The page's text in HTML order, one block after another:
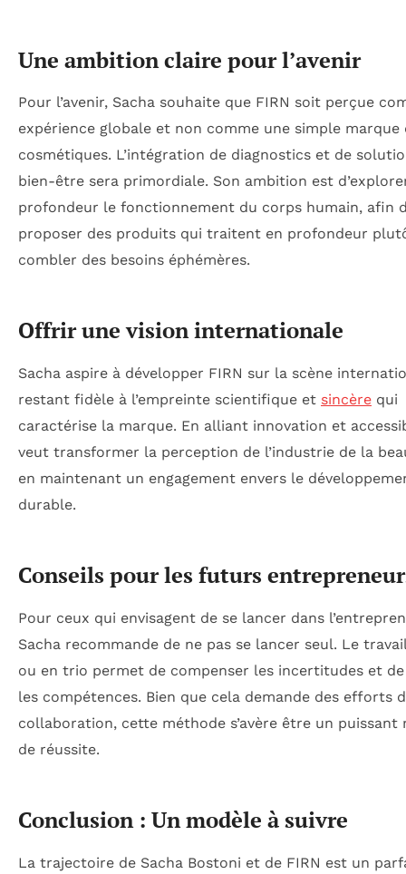
Une ambition claire pour l’avenir
Pour l’avenir, Sacha souhaite que FIRN soit perçue
expérience globale et non comme une simple marque
cosmétiques. L’intégration de diagnostics et de
bien-être sera primordiale. Son ambition est
profondeur le fonctionnement du corps humain, afin
proposer des produits qui traitent en profondeur
combler des besoins éphémères.
Offrir une vision internationale
Sacha aspire à développer FIRN sur la scène
restant fidèle à l’empreinte scientifique et sincère qui
caractérise la marque. En alliant innovation et
veut transformer la perception de l’industrie de la
en maintenant un engagement envers le
durable.
Conseils pour les futurs
Pour ceux qui envisagent de se lancer dans
Sacha recommande de ne pas se lancer seul. Le
ou en trio permet de compenser les incertitudes et
les compétences. Bien que cela demande des efforts
collaboration, cette méthode s’avère être un puissant
de réussite.
Conclusion : Un modèle à suivre
La trajectoire de Sacha Bostoni et de FIRN est un